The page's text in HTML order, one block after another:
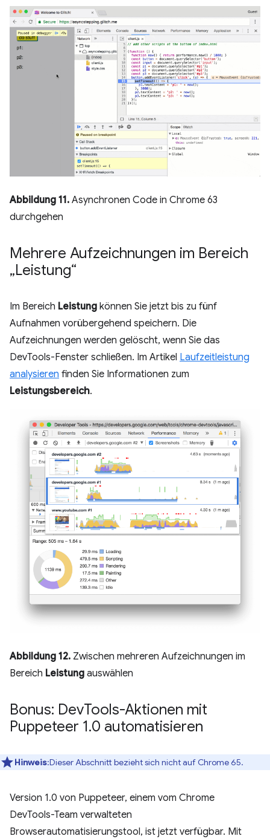
Abbildung 11. Asynchronen Code in Chrome 63
durchgehen
Mehrere Aufzeichnungen im Bereich
„Leistung“
Im Bereich Leistung können Sie jetzt bis zu fünf
Aufnahmen vorübergehend speichern. Die
Aufzeichnungen werden gelöscht, wenn Sie das
DevTools-Fenster schließen. Im Artikel Laufzeitleistung
analysieren finden Sie Informationen zum
Leistungsbereich.
Abbildung 12. Zwischen mehreren Aufzeichnungen im
Bereich Leistung auswählen
Bonus: DevTools-Aktionen mit
Puppeteer 1.0 automatisieren
Hinweis:Dieser Abschnitt bezieht sich nicht auf Chrome 65.
Version 1.0 von Puppeteer, einem vom Chrome
DevTools-Team verwalteten
Browserautomatisierungstool, ist jetzt verfügbar. Mit